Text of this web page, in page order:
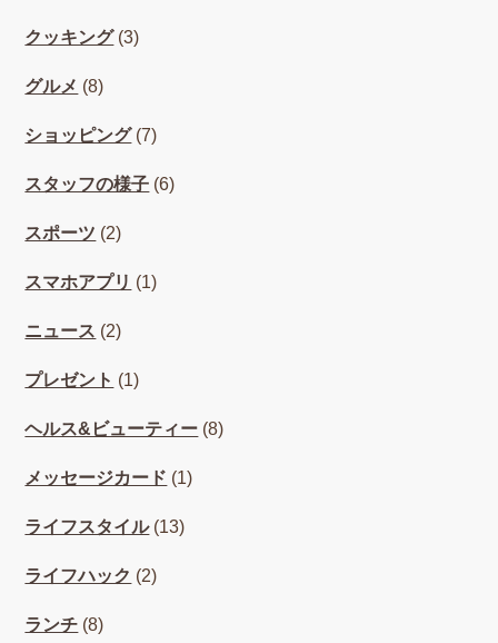
クッキング(3)
グルメ (8)
ショッピング(7)
スタッフの様子 (6)
スポーツ (2)
スマホアプリ (1)
ニュース (2)
プレゼント (1)
ヘルス&ビューティー (8)
メッセージカード (1)
ライフスタイル(13)
ライフハック (2)
ランチ (8)